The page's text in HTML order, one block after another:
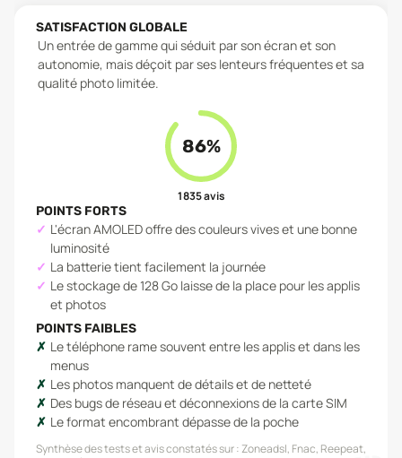
SATISFACTION GLOBALE
Un entrée de gamme qui séduit par son écran et son
autonomie, mais déçoit par ses lenteurs fréquentes et sa
qualité photo limitée.
86%
1 835avis
POINTS FORTS
L'écran AMOLED offre des couleurs vives et une bonne
luminosité
La batterie tient facilement la journée
Le stockage de 128 Go laisse de la place pour les applis
et photos
POINTS FAIBLES
Le téléphone rame souvent entre les applis et dans les
menus
Les photos manquent de détails et de netteté
Des bugs de réseau et déconnexions de la carte SIM
Le format encombrant dépasse de la poche
Synthèse des tests et avis constatés sur : Zoneadsl, Fnac, Reepeat,